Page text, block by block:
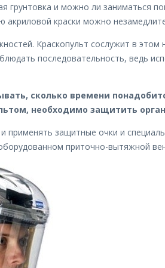
и можно ли заниматься
акриловой краски можно
Краскопульт сослужит в
последовательность, ведь
сколько времени
необходимо защитить
защитные очки и
приточно-вытяжной